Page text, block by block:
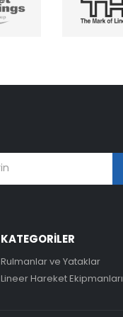
KATEGORİLER
Rulmanlar ve Yataklar
Lineer Hareket Ekipmanları